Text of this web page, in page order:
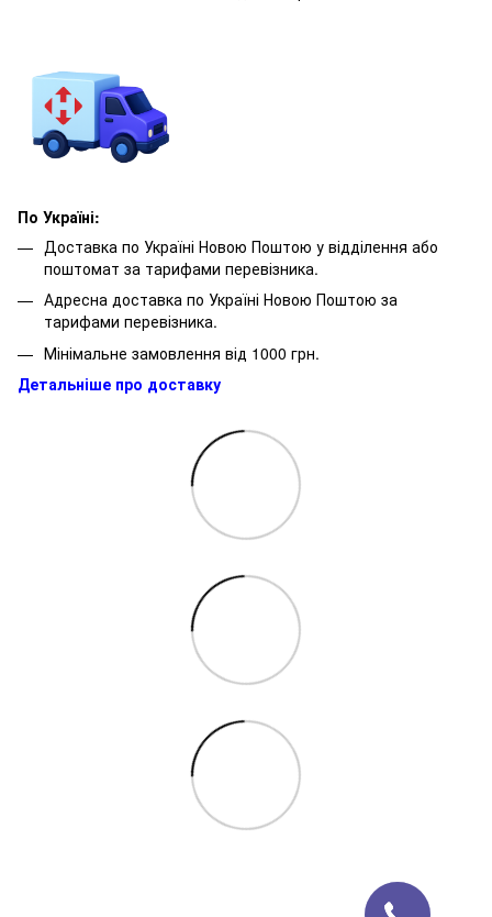
По Україні:
Доставка по Україні Новою Поштою у відділення або
поштомат за тарифами перевізника.
Адресна доставка по Україні Новою Поштою за
тарифами перевізника.
Мінімальне замовлення від 1000 грн.
Детальніше про доставку